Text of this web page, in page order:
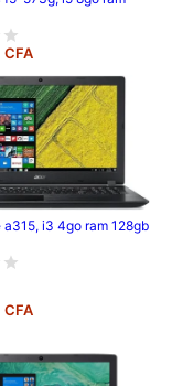
a315, i3 4go ram 128gb